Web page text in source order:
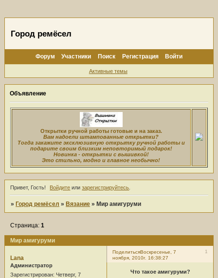
Город ремёсел
Форум Участники Поиск Регистрация Войти
Активные темы
Объявление
Открытки ручной работы готовые и на заказ.
Вам надоели штампованные открытки?
Тогда закажите эксклюзивную открытку ручной работы и
подарите своим близким неповторимый подарок!
Новинка - открытки с вышивкой!
Это стильно, модно и главное необычно!
Привет, Гость! Войдите илизарегистрируйтесь
»Город ремёсел »Вязание »Мир амигуруми
Мир амигуруми
Страница:1
Поделиться 1
Воскресенье, 7
ноября, 2010г. 16:38:27
Lana
Администратор
Зарегистрирован: Четверг, 7
Что такое амигуруми?